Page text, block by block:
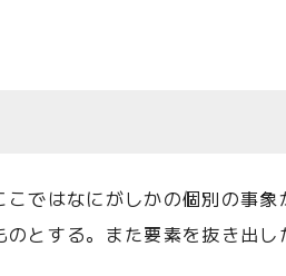
ではなにがしかの個別の事
とする。また要素を抜き出